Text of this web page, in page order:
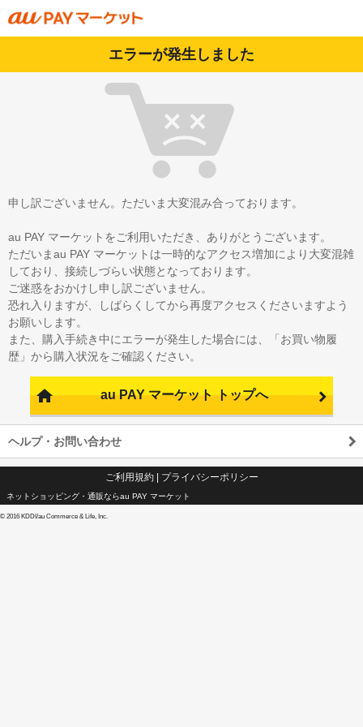
エラーが発生しました
申し訳ございません。ただいま大変混み合っております。
au PAY マーケットをご利用いただき、ありがとうございます。
ただいまau PAY マーケットは一時的なアクセス増加により大変混雑
しており、接続しづらい状態となっております。
ご迷惑をおかけし申し訳ございません。
恐れ入りますが、しばらくしてから再度アクセスくださいますよう
お願いします。
また、購入手続き中にエラーが発生した場合には、「お買い物履
歴」から購入状況をご確認ください。
au PAY マーケット トップへ
ヘルプ・お問い合わせ
ご利用規約| プライバシーポリシー
ネットショッピング・通販ならau PAY マーケット
© 2016 KDDI/au Commerce & Life, Inc.